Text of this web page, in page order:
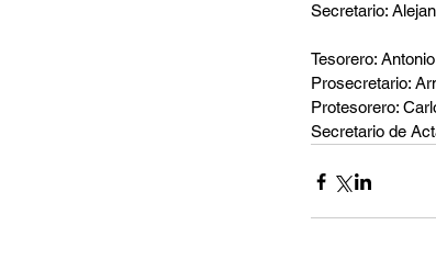
Secretario:
Tesorero:
Prosecretario:
Protesorero:
Secretario de